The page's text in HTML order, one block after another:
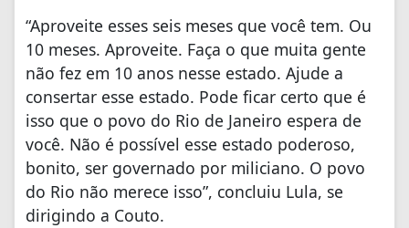
“Aproveite esses seis meses que você tem. Ou
10 meses. Aproveite. Faça o que muita gente
não fez em 10 anos nesse estado. Ajude a
consertar esse estado. Pode ficar certo que é
isso que o povo do Rio de Janeiro espera de
você. Não é possível esse estado poderoso,
bonito, ser governado por miliciano. O povo
do Rio não merece isso”, concluiu Lula, se
dirigindo a Couto.